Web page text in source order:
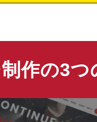
作の3つ